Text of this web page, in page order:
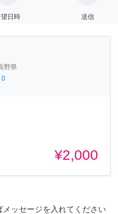
日時 送信
野県
0
¥2,000
ッセージを入れてください